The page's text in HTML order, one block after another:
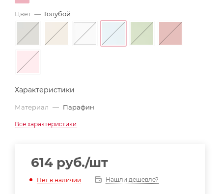
Цвет — Голубой
Характеристики
Материал — Парафин
Все характеристики
614 руб./шт
Нет в наличии Нашли дешевле?